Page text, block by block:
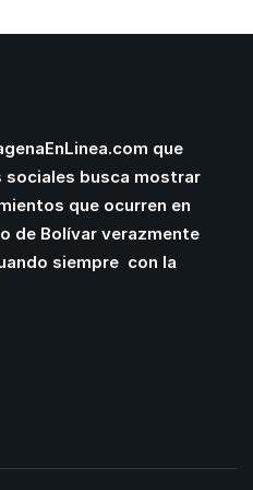
que
sociales busca mostrar
que ocurren en
de Bolívar verazmente
siempre con la